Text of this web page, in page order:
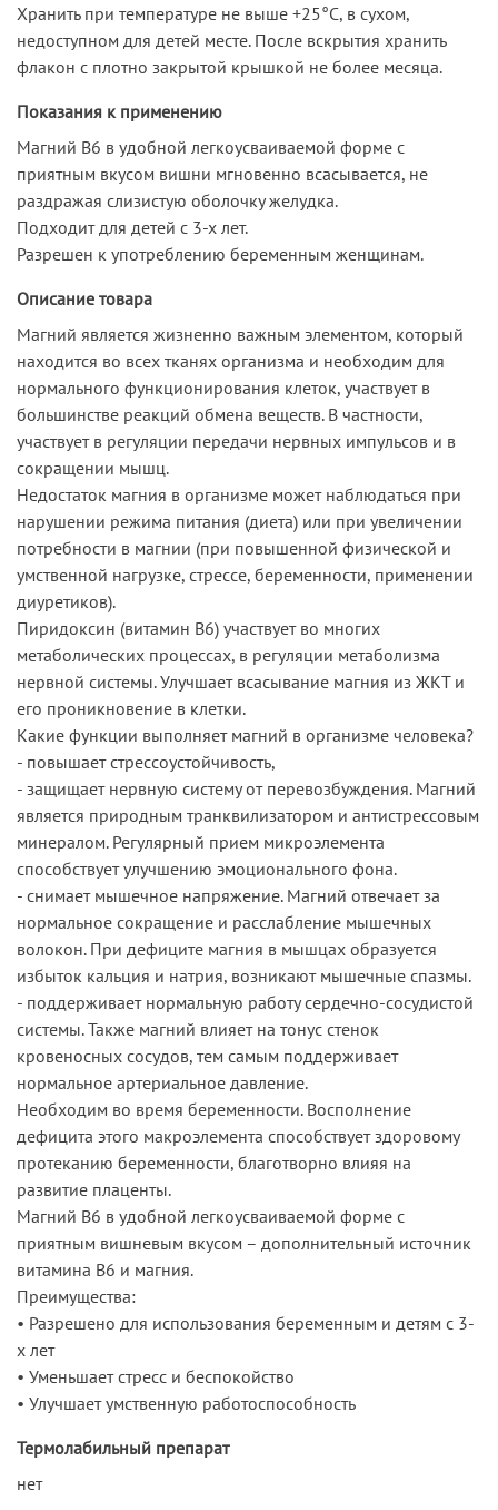
Хранить при температуре не выше +25°С, в сухом,
недоступном для детей месте. После вскрытия хранить
флакон с плотно закрытой крышкой не более месяца.
Показания к применению
Магний В6 в удобной легкоусваиваемой форме с
приятным вкусом вишни мгновенно всасывается, не
раздражая слизистую оболочку желудка.
Подходит для детей с 3-х лет.
Разрешен к употреблению беременным женщинам.
Описание товара
Магний является жизненно важным элементом, который
находится во всех тканях организма и необходим для
нормального функционирования клеток, участвует в
большинстве реакций обмена веществ. В частности,
участвует в регуляции передачи нервных импульсов и в
сокращении мышц.
Недостаток магния в организме может наблюдаться при
нарушении режима питания (диета) или при увеличении
потребности в магнии (при повышенной физической и
умственной нагрузке, стрессе, беременности, применении
диуретиков).
Пиридоксин (витамин В6) участвует во многих
метаболических процессах, в регуляции метаболизма
нервной системы. Улучшает всасывание магния из ЖКТ и
его проникновение в клетки.
Какие функции выполняет магний в организме человека?
- повышает стрессоустойчивость,
- защищает нервную систему от перевозбуждения. Магний
является природным транквилизатором и антистрессовым
минералом. Регулярный прием микроэлемента
способствует улучшению эмоционального фона.
- снимает мышечное напряжение. Магний отвечает за
нормальное сокращение и расслабление мышечных
волокон. При дефиците магния в мышцах образуется
избыток кальция и натрия, возникают мышечные спазмы.
- поддерживает нормальную работу сердечно-сосудистой
системы. Также магний влияет на тонус стенок
кровеносных сосудов, тем самым поддерживает
нормальное артериальное давление.
Необходим во время беременности. Восполнение
дефицита этого макроэлемента способствует здоровому
протеканию беременности, благотворно влияя на
развитие плаценты.
Магний В6 в удобной легкоусваиваемой форме с
приятным вишневым вкусом – дополнительный источник
витамина В6 и магния.
Преимущества:
• Разрешено для использования беременным и детям с 3-
х лет
• Уменьшает стресс и беспокойство
• Улучшает умственную работоспособность
Термолабильный препарат
нет